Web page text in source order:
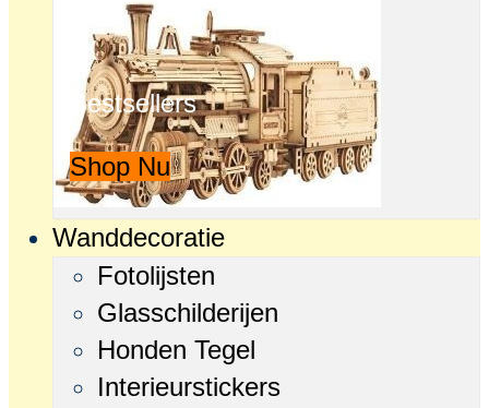
Bestsellers
Shop Nu
Wanddecoratie
Fotolijsten
Glasschilderijen
Honden Tegel
Interieurstickers